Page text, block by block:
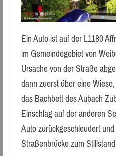
Ein Auto ist auf der L1180
im Gemeindegebiet von
Ursache von der Straße
dann zuerst über eine
das Bachbett des Aubach
Einschlag auf der anderen
Auto zurückgeschleudert
Straßenbrücke zum